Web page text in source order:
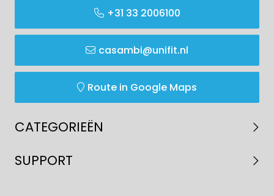
+31 33 2006100
casambi@unifit.nl
Route in Google Maps
CATEGORIEËN
SUPPORT